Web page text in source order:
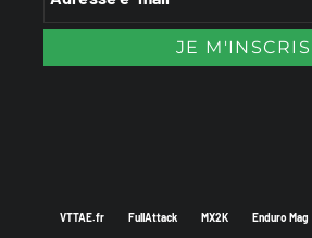
VTTAE.fr FullAttack MX2K Enduro Mag